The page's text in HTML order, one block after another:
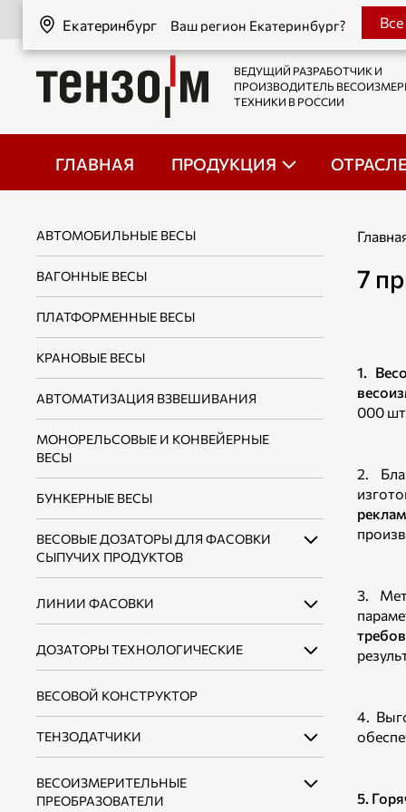
Екатеринбург Ваш регион Екатеринбург?
Екатеринбург
ВЕДУЩИЙ РАЗРАБОТЧИК И
ПРОИЗВОДИТЕЛЬ
ТЕХНИКИ В РОССИИ
ГЛАВНАЯ ПРОДУКЦИЯ
АВТОМОБИЛЬНЫЕ ВЕСЫ
ВАГОННЫЕ ВЕСЫ
ПЛАТФОРМЕННЫЕ ВЕСЫ
КРАНОВЫЕ ВЕСЫ
АВТОМАТИЗАЦИЯ ВЗВЕШИВАНИЯ
МОНОРЕЛЬСОВЫЕ И КОНВЕЙЕРНЫЕ
ВЕСЫ
БУНКЕРНЫЕ ВЕСЫ
ВЕСОВЫЕ ДОЗАТОРЫ ДЛЯ ФАСОВКИ
СЫПУЧИХ ПРОДУКТОВ
ВЕСОВЫЕ ДОЗАТОРЫ ДЛЯ ФАСОВКИ
СЫПУЧИХ ПРОДУКТОВ В ОТКРЫТЫЕ
СЫПУЧИХ ПРОДУКТОВ В ОТКРЫТЫЕ
МЕШКИ ДО 50 КГ
ВЕСОВЫЕ ДОЗАТОРЫ ДЛЯ ФАСОВКИ
МЕШКИ
ЛИНИИ ФАСОВКИ
ЛИНИИ ФАСОВКИ СЫПУЧИХ
ПРОДУКТОВ В ОТКРЫТЫЕ МЕШКИ ДО 10
ПРОДУКТОВ В ОТКРЫТЫЕ МЕШКИ ДО 50
КГ
ДОЗАТОРЫ ТЕХНОЛОГИЧЕСКИЕ
ДОЗАТОРЫ НЕПРЕРЫВНОГО ДЕЙСТВИЯ
ДОЗАТОРЫ ДИСКРЕТНОГО ДЕЙСТВИЯ
ВЕСОВОЙ КОНСТРУКТОР
ТЕНЗОДАТЧИКИ
ТЕНЗОДАТЧИКИ БАЛОЧНОГО ТИПА
ВЕСОИЗМЕРИТЕЛЬНЫЕ
ПРЕОБРАЗОВАТЕЛИ
7
1.
000
2.
3.
4.
5.